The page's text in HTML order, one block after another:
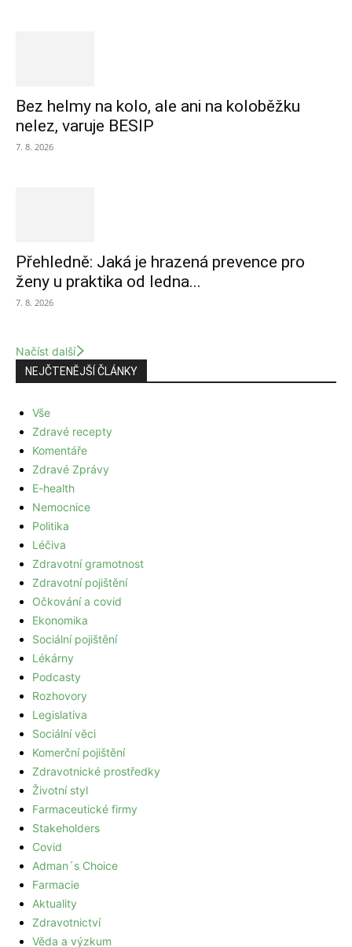
Bez helmy na kolo, ale ani na koloběžku
nelez, varuje BESIP
7. 8. 2026
Přehledně: Jaká je hrazená prevence pro
ženy u praktika od ledna...
7. 8. 2026
Načíst další
NEJČTENĚJŠÍ ČLÁNKY
Vše
Zdravé recepty
Komentáře
Zdravé Zprávy
E-health
Nemocnice
Politika
Léčiva
Zdravotní gramotnost
Zdravotní pojištění
Očkování a covid
Ekonomika
Sociální pojištění
Lékárny
Podcasty
Rozhovory
Legislativa
Sociální věci
Komerční pojištění
Zdravotnické prostředky
Životní styl
Farmaceutické firmy
Stakeholders
Covid
Adman´s Choice
Farmacie
Aktuality
Zdravotnictví
Věda a výzkum